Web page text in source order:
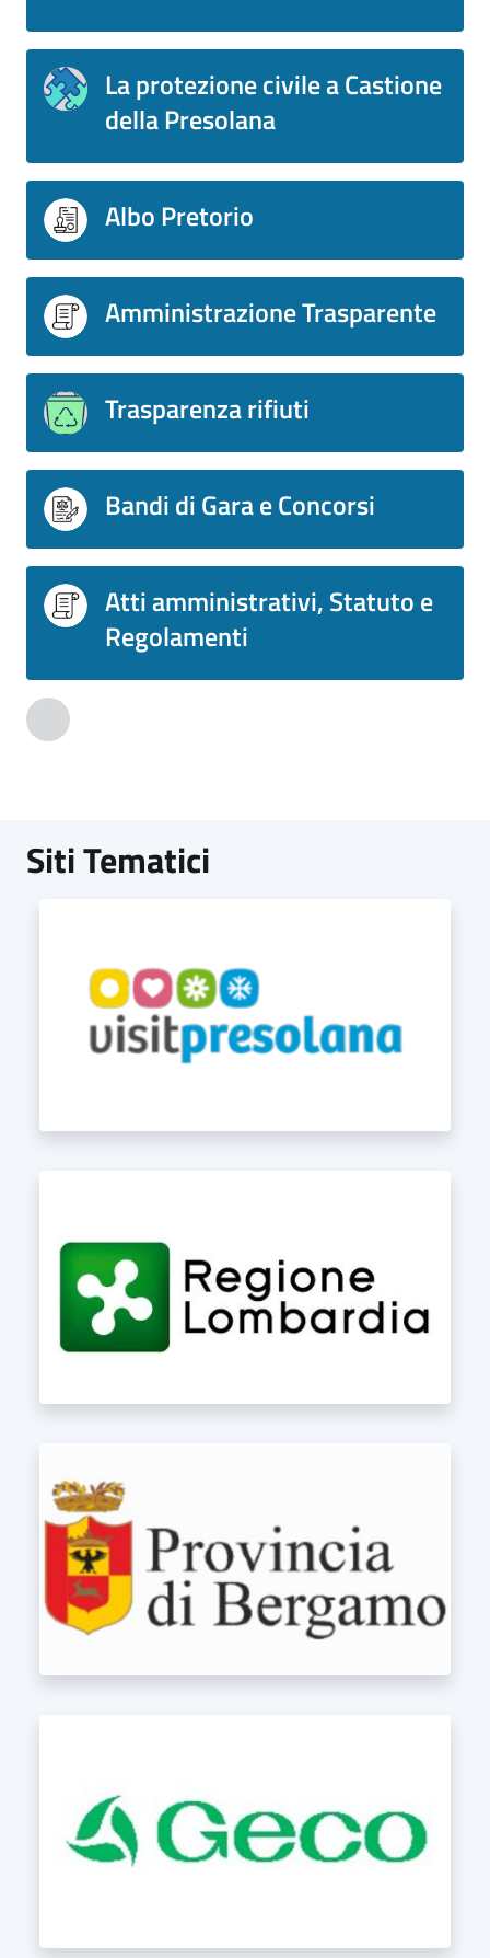
La protezione civile a Castione
della Presolana
Albo Pretorio
Amministrazione Trasparente
Trasparenza rifiuti
Bandi di Gara e Concorsi
Atti amministrativi, Statuto e
Regolamenti
Siti Tematici